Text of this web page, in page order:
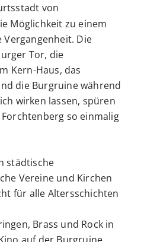
von
Möglichkeit zu einem
Die
Tor, die
Kern-Haus, das
die Burgruine während
wirken lassen, spüren
so einmalig
städtische
Vereine und Kirchen
für alle Altersschichten
Brass und Rock in